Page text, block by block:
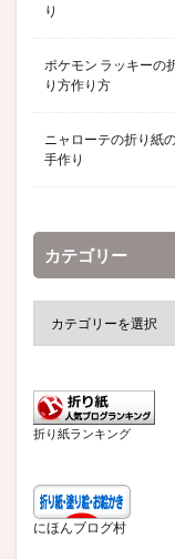
り
ポケモン ラッキーの
り方作り方
ニャローテの折り紙
手作り
カテゴリー
折り紙ランキング
にほんブログ村